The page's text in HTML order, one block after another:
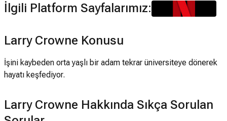
İlgili Platform Sayfalarımız:
Larry Crowne Konusu
İşini kaybeden orta yaşlı bir adam tekrar üniversiteye dönerek
hayatı keşfediyor.
Larry Crowne Hakkında Sıkça Sorulan